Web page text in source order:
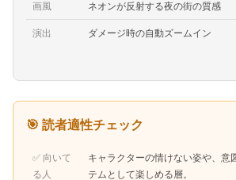
画風 ネオンが反射する夜の街の質感
演出 ダメージ時の自動ズームイン
🎯 読者適性チェック
✅ 向いて
る人
キャラクターの情けない姿や、意
テムとして楽しめる層。